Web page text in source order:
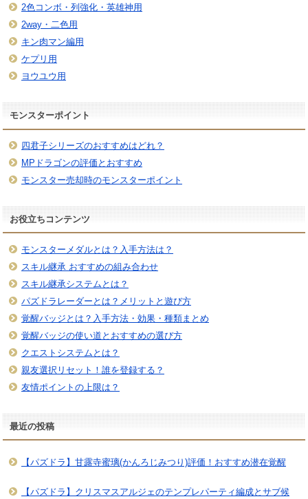
2色コンボ・列強化・英雄神用
2way・二色用
キン肉マン編用
ケプリ用
ヨウユウ用
モンスターポイント
四君子シリーズのおすすめはどれ？
MPドラゴンの評価とおすすめ
モンスター売却時のモンスターポイント
お役立ちコンテンツ
モンスターメダルとは？入手方法は？
スキル継承 おすすめの組み合わせ
スキル継承システムとは？
パズドラレーダーとは？メリットと遊び方
覚醒バッジとは？入手方法・効果・種類まとめ
覚醒バッジの使い道とおすすめの選び方
クエストシステムとは？
親友選択リセット！誰を登録する？
友情ポイントの上限は？
最近の投稿
【パズドラ】甘露寺蜜璃(かんろじみつり)評価！おすすめ潜在覚醒
【パズドラ】クリスマスアルジェのテンプレパーティ編成とサブ候